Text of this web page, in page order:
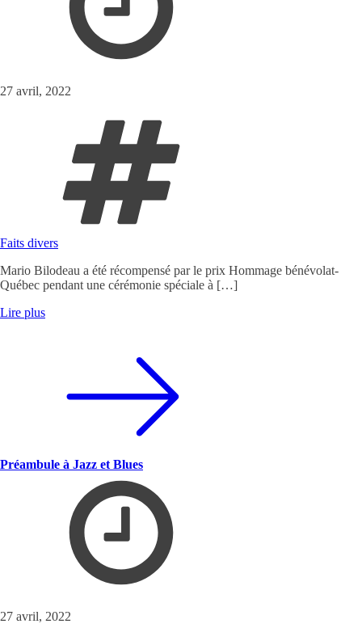
27 avril, 2022
Faits divers
Mario Bilodeau a été récompensé par le prix Hommage bénévolat-
Québec pendant une cérémonie spéciale à […]
Lire plus
Préambule à Jazz et Blues
27 avril, 2022